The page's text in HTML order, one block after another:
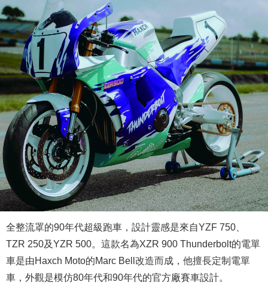
全整流罩的90年代超級跑車，設計靈感是來自YZF 750、
TZR 250及YZR 500。這款名為XZR 900 Thunderbolt的電單
車是由Haxch Moto的Marc Bell改造而成，他擅長定制電單
車，外觀是模仿80年代和90年代的官方廠賽車設計。